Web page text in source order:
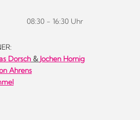
08:30 - 16:30 Uhr
Dorsch& Jochen Hornig
Ahrens